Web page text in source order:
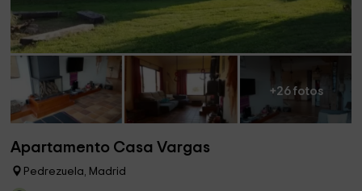
+26 fotos
Apartamento Casa Vargas
Pedrezuela, Madrid